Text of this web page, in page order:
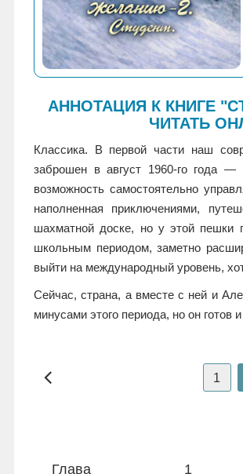
АННОТАЦИЯ К КНИГЕ
ЧИТАТЬ
Классика. В первой части наш
заброшен в август 1960-го года —
возможность самостоятельно
наполненная приключениями,
шахматной доске, но у этой пешки
школьным периодом, заметно
выйти на международный уровень,
Сейчас, страна, а вместе с ней и
минусами этого периода, но он
1
Глава 1